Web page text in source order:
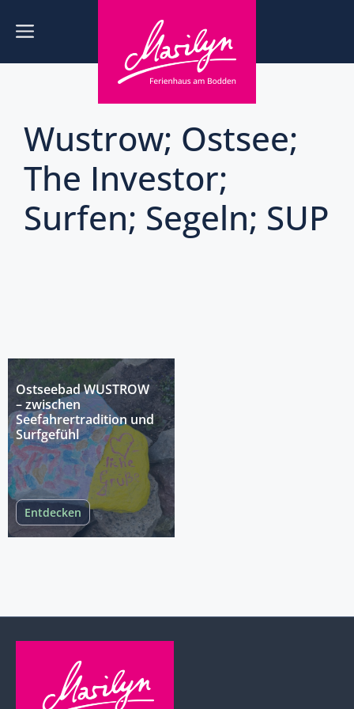
InhaltMenü
Wustrow; Ostsee;
The Investor;
Surfen; Segeln; SUP
Ostseebad WUSTROW
– zwischen
Seefahrertradition und
Surfgefühl
Entdecken